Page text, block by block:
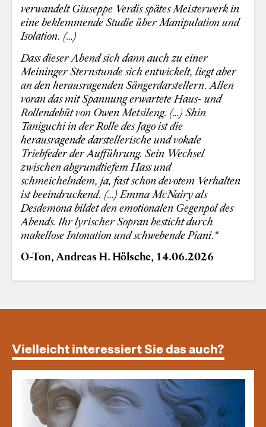
verwandelt Giuseppe Verdis spätes Meisterwerk in
eine beklemmende Studie über Manipulation und
Isolation. (…)
Dass dieser Abend sich dann auch zu einer
Meininger Sternstunde sich entwickelt, liegt aber
an den herausragenden Sängerdarstellern. Allen
voran das mit Spannung erwartete Haus- und
Rollendebüt von Owen Metsileng. (…) Shin
Taniguchi in der Rolle des Jago ist die
herausragende darstellerische und vokale
Triebfeder der Aufführung. Sein Wechsel
zwischen abgrundtiefem Hass und
schmeichelndem, ja, fast schon devotem Verhalten
ist beeindruckend. (…) Emma McNairy als
Desdemona bildet den emotionalen Gegenpol des
Abends. Ihr lyrischer Sopran besticht durch
makellose Intonation und schwebende Piani.“
O-Ton, Andreas H. Hölsche, 14.06.2026
Vielleicht interessiert Sie das auch?